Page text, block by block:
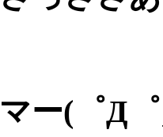
ー(゜Д